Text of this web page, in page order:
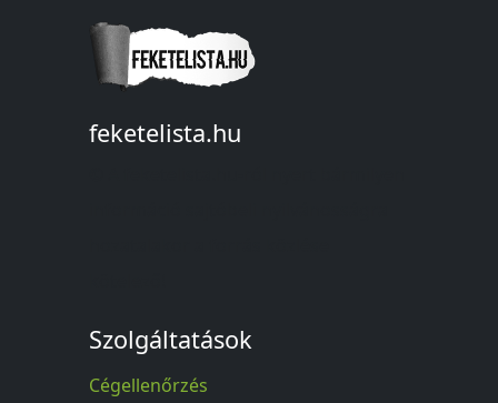
feketelista.hu
Szolgáltatások
Cégellenőrzés